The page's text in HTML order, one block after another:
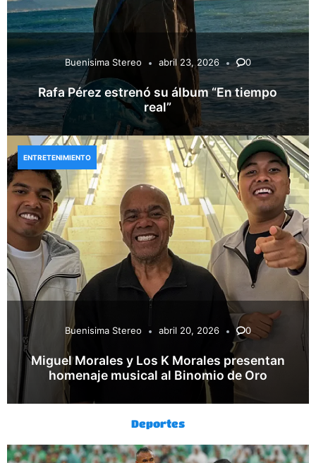
Buenisima Stereo abril 23, 2026 0
Rafa Pérez estrenó su álbum “En tiempo
real”
Buenisima Stereo abril 20, 2026 0
Miguel Morales y Los K Morales presentan
homenaje musical al Binomio de Oro
ENTRETENIMIENTO
Deportes